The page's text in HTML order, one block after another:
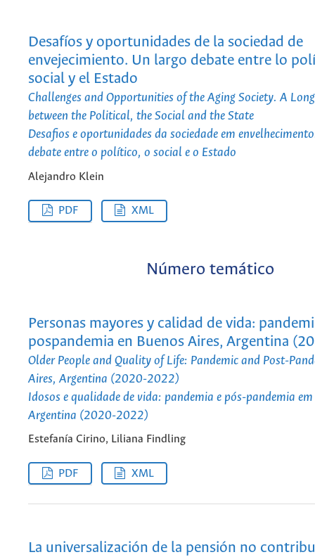
Desafíos y oportunidades de la sociedad de
envejecimiento. Un largo debate entre lo
social y el Estado
Challenges and Opportunities of the Aging Society. A
between the Political, the Social and the State
Desafios e oportunidades da sociedade em
debate entre o político, o social e o Estado
Alejandro Klein
PDF XML
Número temático
Personas mayores y calidad de vida:
pospandemia en Buenos Aires, Argentina
Older People and Quality of Life: Pandemic and Post-
Aires, Argentina (2020-2022)
Idosos e qualidade de vida: pandemia e pós-pandemia
Argentina (2020-2022)
Estefanía Cirino, Liliana Findling
PDF XML
La universalización de la pensión no